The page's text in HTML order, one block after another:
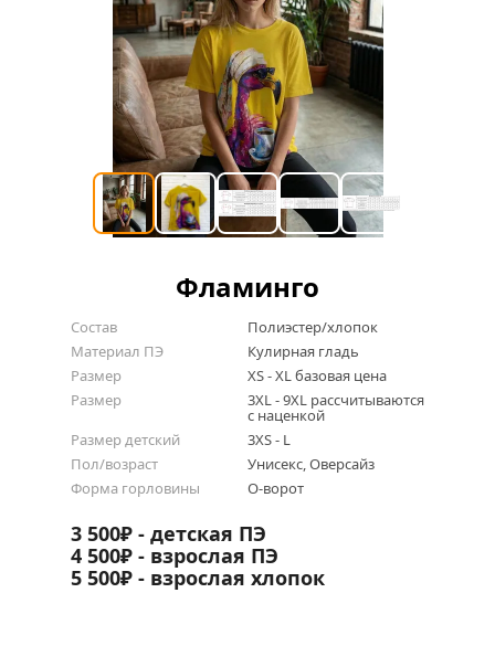
Фламинго
Состав
Полиэстер/хлопок
Материал ПЭ
Кулирная гладь
Размер
XS - XL базовая цена
Размер
3XL - 9XL рассчитываются
с наценкой
Размер детский
3XS - L
Пол/возраст
Унисекс, Оверсайз
Форма горловины
О-ворот
3 500₽ - детская ПЭ
4 500₽ - взрослая ПЭ
5 500₽ - взрослая хлопок